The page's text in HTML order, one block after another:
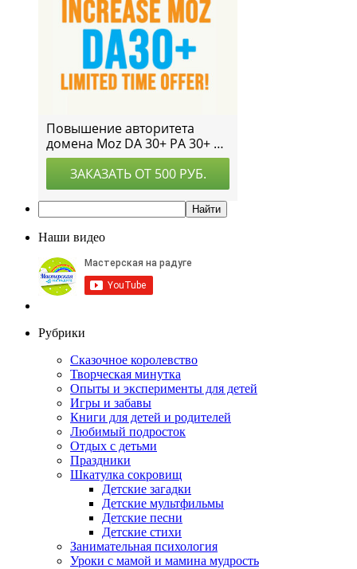
Наши видео
Рубрики
Сказочное королевство
Творческая минутка
Опыты и эксперименты для детей
Игры и забавы
Книги для детей и родителей
Любимый подросток
Отдых с детьми
Праздники
Шкатулка сокровищ
Детские загадки
Детские мультфильмы
Детские песни
Детские стихи
Занимательная психология
Уроки с мамой и мамина мудрость